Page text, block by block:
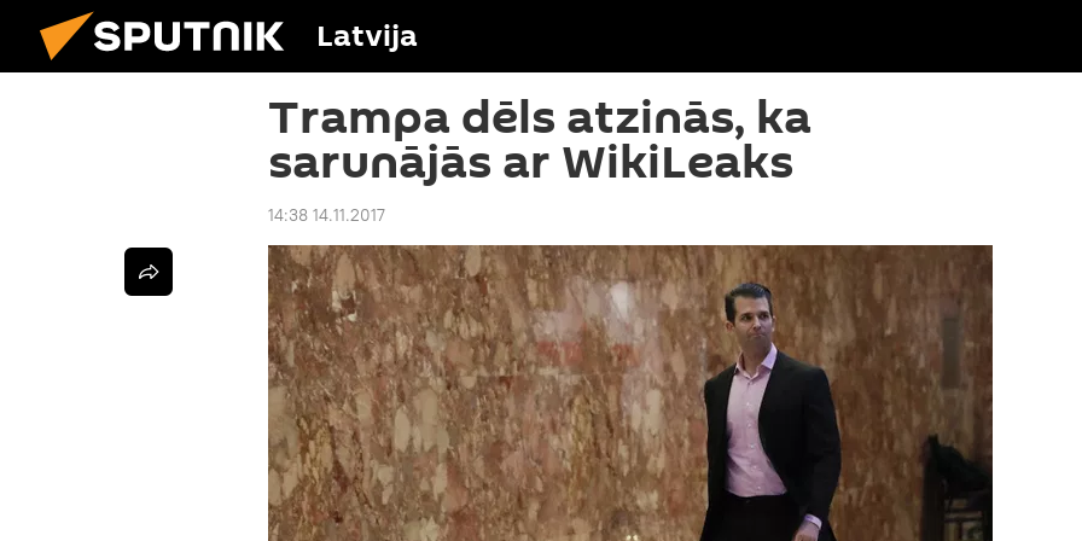
Latvija
Trampa dēls atzinās, ka
sarunājās ar WikiLeaks
14:38 14.11.2017